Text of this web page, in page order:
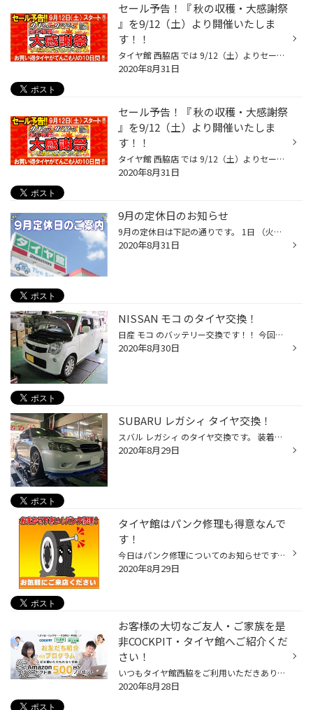
セール予告！『 秋の収穫・大感謝祭
』を9/12（土）より開催いたしま
す！！
タイヤ館 西脇店 では 9/12（土）よりセールを開催いたします！！ 『 秋の収穫・大感謝祭 』と題し 期間中はお買い得商品が盛りだくさんです！！ セール内容は決まり次第 こちらのウェブサイトに掲載していきますので お楽しみにお待ちください！！
2020年8月31日
セール予告！『 秋の収穫・大感謝祭
』を9/12（土）より開催いたしま
す！！
タイヤ館 西脇店 では 9/12（土）よりセールを開催いたします！！ 『 秋の収穫・大感謝祭 』と題し 期間中はお買い得商品が盛りだくさんです！！ セール内容は決まり次第 こちらのウェブサイトに掲載していきますのでお楽しみにお待ちください！！
2020年8月31日
9月の定休日のお知らせ
9月の定休日は下記の通りです。 1日 （火曜日）定休日 8日 （火曜日）定休日 15日 （火曜日）定休日16日 （水曜日）店休日 29日 （火曜日）定休日 9月22日（火祝）は営業いたします！
2020年8月31日
NISSAN モコ のタイヤ交換！
日産 モコ のバッテリー交換です！！ 今回はエンジンオイル交換作業でのご来店でしたが 無料安全点検でバッテリー電圧の低下が判明したので バッテリー交換も同時進行で実施致しました。 新しく装着したバッテリーは アイドリングストップ車用バッテリーの エコアール・レボリューションです！！ ま...
2020年8月30日
SUBARU レガシィ タイヤ交換！
スバル レガシィ のタイヤ交換です。 装着したタイヤは さらなる高みに到達した、プレミアムPOTENZA 『 ポテンザ Ｓ007A 』です！！ タイヤ館 西脇店 では 各サイズのタイヤも豊富に 取り揃えていますので、 ぜひお気軽にご来店ください！！
2020年8月29日
タイヤ館はパンク修理も得意なんで
す！
今日はパンク修理についてのお知らせです。 「パンクなんかしたことないよ」という方もたくさんいらっしゃると思いますが、 実は毎日に近いくらいパンク修理についての電話問い合わせや、 ご来店されてのパンク修理依頼があります。 特に最近はスペアタイヤを搭載していない車両も多いので、 レッカ...
2020年8月29日
お客様の大切なご友人・ご家族を是
非COCKPIT・タイヤ館へご紹介くだ
さい！
いつもタイヤ館西脇をご利用いただきありがとうございます！ いつもご利用いただいているお客様の大切なご友人・ご家族を是非COCKPIT・タイヤ館へご紹介ください！安心・安全なカーライフのサポートいたします！ ※タイヤ館はタイヤ以外にもオイル、バッテリー、その他カー用品も取り揃えております...
2020年8月28日